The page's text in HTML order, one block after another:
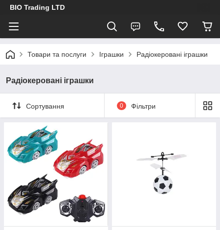
BIO Trading LTD
Товари та послуги Іграшки Радіокеровані іграшки
Радіокеровані іграшки
Сортування 0 Фільтри